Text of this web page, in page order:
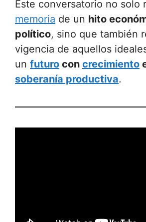
Este conversatorio no solo
memoria de un hito
político, sino que también
vigencia de aquellos
un futuro con crecimiento
soberanía productiva.